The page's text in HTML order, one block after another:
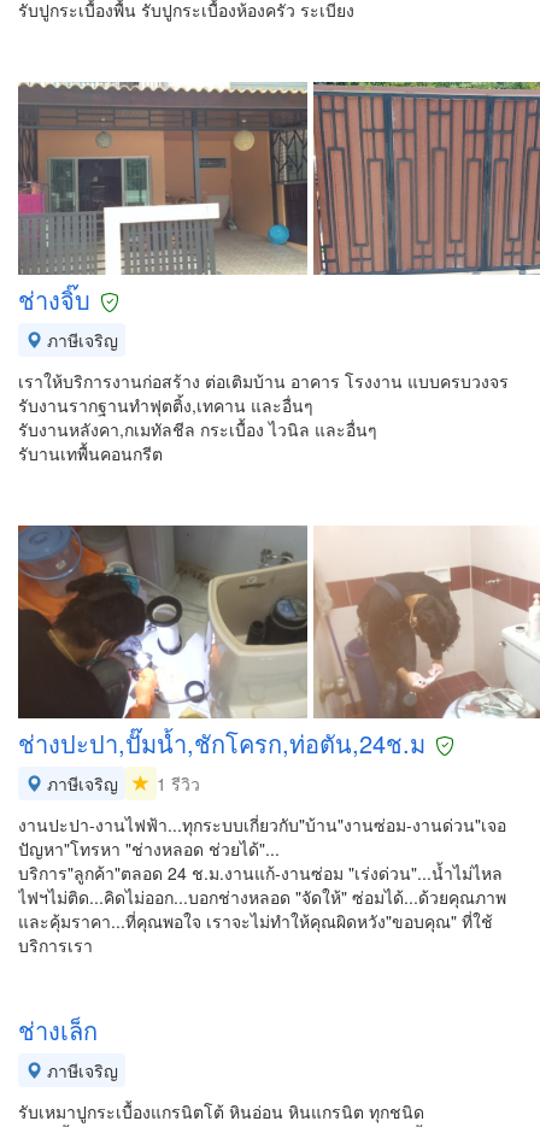
รับปูกระเบื้องพื้น รับปูกระเบื้องห้องครัว ระเบียง
ช่างจิ๊บ
ภาษีเจริญ
เราให้บริการงานก่อสร้าง ต่อเติมบ้าน อาคาร โรงงาน แบบครบวงจร
รับงานรากฐานทำฟุตติ้ง,เทคาน และอื่นๆ
รับงานหลังคา,กเมทัลชีล กระเบื้อง ไวนิล และอื่นๆ
รับานเทพื้นคอนกรีต
ช่างปะปา,ปั๊มน้ำ,ชักโครก,ท่อตัน,24ช.ม
ภาษีเจริญ
1 รีวิว
งานปะปา-งานไฟฟ้า...ทุกระบบเกี่ยวกับ"บ้าน"งานซ่อม-งานด่วน"เจอ
ปัญหา"โทรหา "ช่างหลอด ช่วยได้"...
บริการ"ลูกค้า"ตลอด 24 ช.ม.งานแก้-งานซ่อม "เร่งด่วน"...น้ำไม่ไหล
ไฟฯไม่ติด...คิดไม่ออก...บอกช่างหลอด "จัดให้" ซ่อมได้...ด้วยคุณภาพ
และคุ้มราคา...ที่คุณพอใจ เราจะไม่ทำให้คุณผิดหวัง"ขอบคุณ" ที่ใช้
บริการเรา
ช่างเล็ก
ภาษีเจริญ
รับเหมาปูกระเบื้องแกรนิตโต้ หินอ่อน หินแกรนิต ทุกชนิด